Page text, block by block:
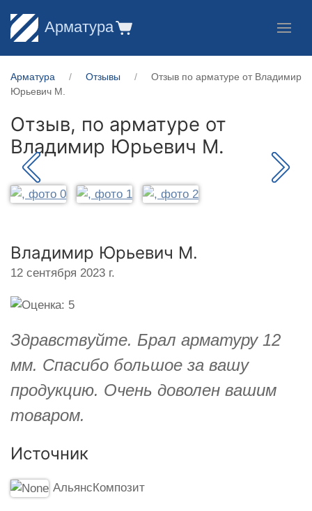
Арматура
Арматура Отзывы
Отзыв по арматуре от Владимир
Юрьевич М.
Отзыв, по арматуре от
Владимир Юрьевич М.
Владимир Юрьевич М.
12 сентября 2023 г.
Здравствуйте. Брал арматуру 12
мм. Спасибо большое за вашу
продукцию. Очень доволен вашим
товаром.
Источник
АльянсКомпозит